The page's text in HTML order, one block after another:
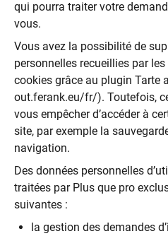
qui pourra traiter votre
vous.
Vous avez la possibilité de
personnelles recueillies par
cookies grâce au plugin Tarte
out.ferank.eu/fr/). Toutefois,
vous empêcher d’accéder à
site, par exemple la
navigation.
Des données personnelles
traitées par Plus que pro
suivantes :
la gestion des demandes